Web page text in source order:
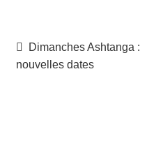
Navigation
Article
précédent :
Dimanches Ashtanga :
nouvelles dates